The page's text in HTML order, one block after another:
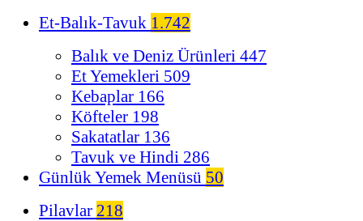
Et-Balık-Tavuk 1.742
Balık ve Deniz Ürünleri 447
Et Yemekleri 509
Kebaplar 166
Köfteler 198
Sakatatlar 136
Tavuk ve Hindi 286
Günlük Yemek Menüsü 50
Pilavlar 218